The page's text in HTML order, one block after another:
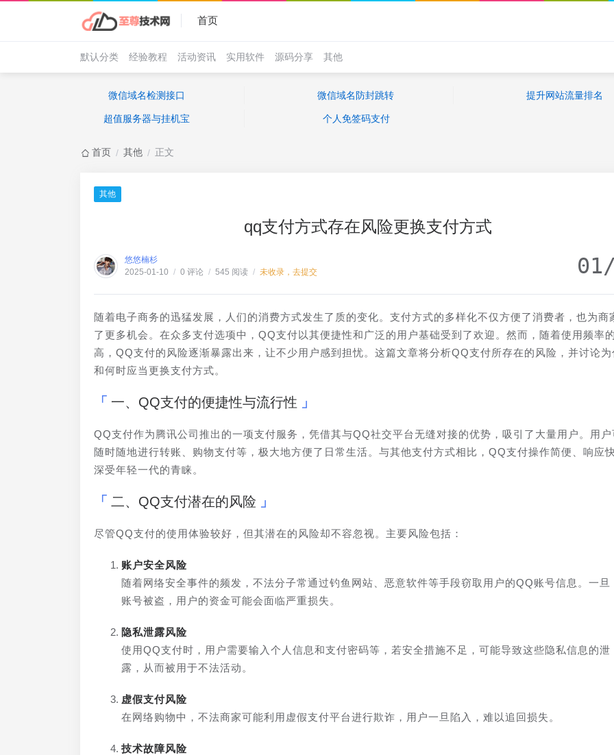
首页
默认分类 经验教程 活动资讯 实用软件 源码分享 其他
微信域名检测接口 微信域名防封跳转 提升网站流量排名
超值服务器与挂机宝 个人免签码支付
首页 / 其他 / 正文
其他
qq支付方式存在风险更换支付方式
悠悠楠杉
2025-01-10 / 0 评论 / 545 阅读 / 未收录，去提交
随着电子商务的迅猛发展，人们的消费方式发生了质的变化。支付方式的多样化不仅方便了消费者，也为商
了更多机会。在众多支付选项中，QQ支付以其便捷性和广泛的用户基础受到了欢迎。然而，随着使用频率
高，QQ支付的风险逐渐暴露出来，让不少用户感到担忧。这篇文章将分析QQ支付所存在的风险，并讨论
和何时应当更换支付方式。
一、QQ支付的便捷性与流行性
QQ支付作为腾讯公司推出的一项支付服务，凭借其与QQ社交平台无缝对接的优势，吸引了大量用户。用
随时随地进行转账、购物支付等，极大地方便了日常生活。与其他支付方式相比，QQ支付操作简便、响应
深受年轻一代的青睐。
二、QQ支付潜在的风险
尽管QQ支付的使用体验较好，但其潜在的风险却不容忽视。主要风险包括：
账户安全风险
随着网络安全事件的频发，不法分子常通过钓鱼网站、恶意软件等手段窃取用户的QQ账号信息。一旦
账号被盗，用户的资金可能会面临严重损失。
隐私泄露风险
使用QQ支付时，用户需要输入个人信息和支付密码等，若安全措施不足，可能导致这些隐私信息的泄
露，从而被用于不法活动。
虚假支付风险
在网络购物中，不法商家可能利用虚假支付平台进行欺诈，用户一旦陷入，难以追回损失。
技术故障风险